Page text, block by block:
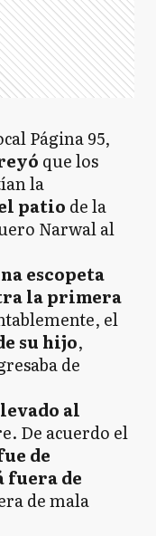
Página 95,
que los
la
patio de la
Narwal al
escopeta
la primera
el
su hijo,
de
al
De acuerdo el
de
fuera de
de mala